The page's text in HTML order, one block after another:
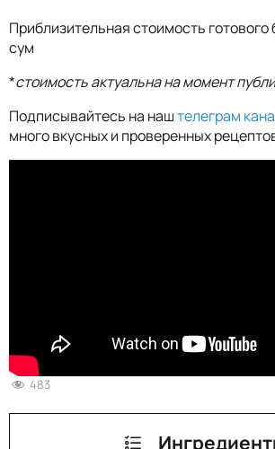
Приблизительная стоимость
сум
*стоимость актуальна на момент
Подписывайтесь на наштелеграм
много вкусных и проверенных
483